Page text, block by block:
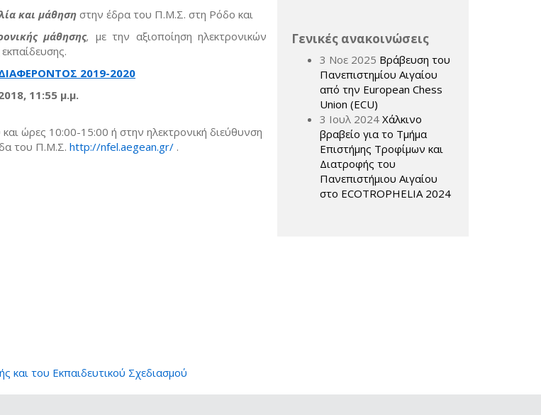
και μάθησηστην έδρα του Π.Μ.Σ. στη Ρόδο και
μάθησης, με την αξιοποίηση ηλεκτρονικών
2019-2020
11:55 μ.μ.
ώρες 10:00-15:00 ή στην ηλεκτρονική διεύθυνση
του Π.Μ.Σ. http://nfel.aegean.gr/ .
και του Εκπαιδευτικού Σχεδιασμού
Γενικές ανακοινώσεις
3 Νοε 2025 Βράβευση του
Πανεπιστημίου Αιγαίου
από την European Chess
Union (ECU)
3 Ιουλ 2024 Χάλκινο
βραβείο για το Τμήμα
Επιστήμης Τροφίμων και
Διατροφής του
Πανεπιστήμιου Αιγαίου
στο ECOTROPHELIA 2024